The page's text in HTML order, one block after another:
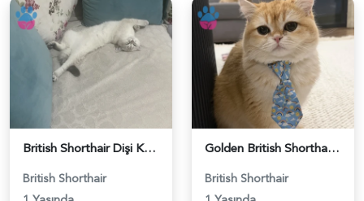
British Shorthair Dişi Kedim Eş Arıyor - 118984618
British Shorthair
Golden British Shorthair 1 Yaşında Eş Arıyor - 118984604
British Shorthair